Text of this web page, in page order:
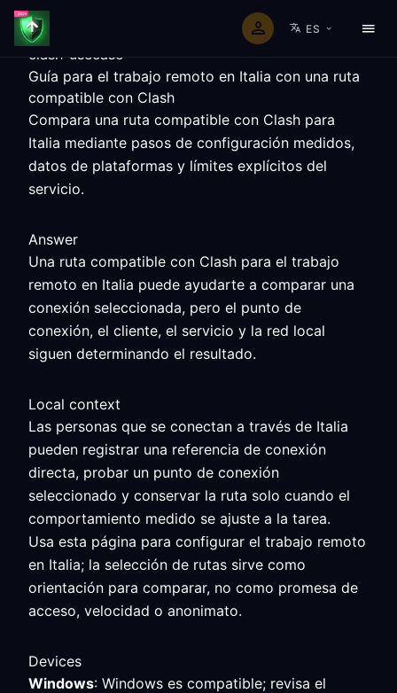
ES
clash-usecase
Guía para el trabajo remoto en Italia con una ruta
compatible con Clash
Compara una ruta compatible con Clash para
Italia mediante pasos de configuración medidos,
datos de plataformas y límites explícitos del
servicio.
Answer
Una ruta compatible con Clash para el trabajo
remoto en Italia puede ayudarte a comparar una
conexión seleccionada, pero el punto de
conexión, el cliente, el servicio y la red local
siguen determinando el resultado.
Local context
Las personas que se conectan a través de Italia
pueden registrar una referencia de conexión
directa, probar un punto de conexión
seleccionado y conservar la ruta solo cuando el
comportamiento medido se ajuste a la tarea.
Usa esta página para configurar el trabajo remoto
en Italia; la selección de rutas sirve como
orientación para comparar, no como promesa de
acceso, velocidad o anonimato.
Devices
Windows: Windows es compatible; revisa el